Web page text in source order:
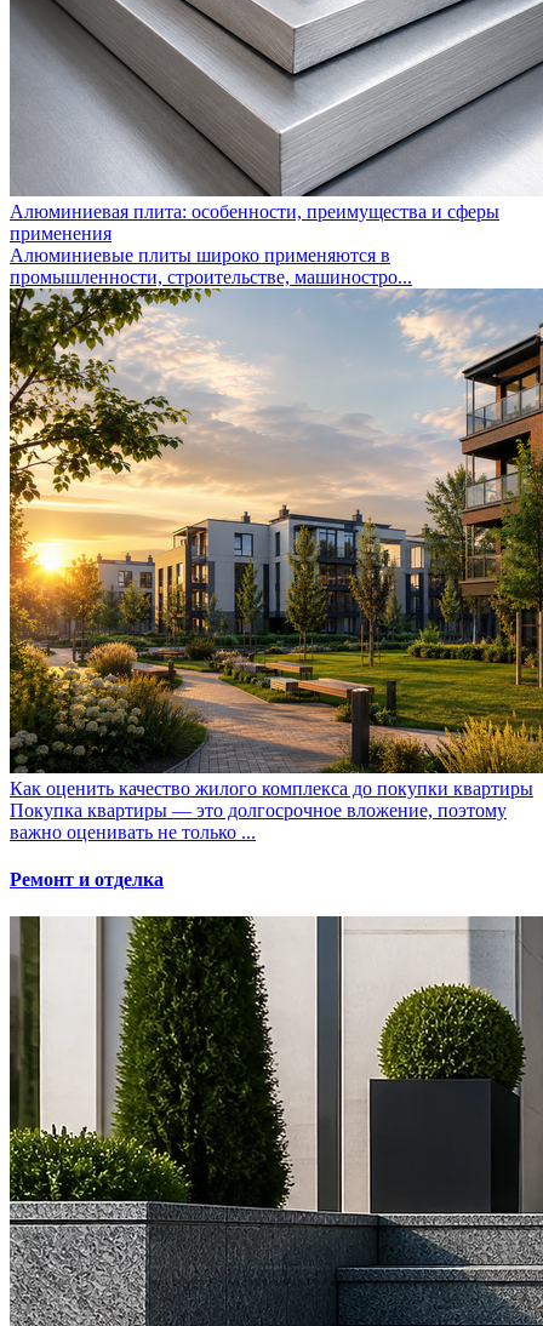
Алюминиевая плита: особенности, преимущества и сферы
применения
Алюминиевые плиты широко применяются в
промышленности, строительстве, машиностро...
Как оценить качество жилого комплекса до покупки квартиры
Покупка квартиры — это долгосрочное вложение, поэтому
важно оценивать не только ...
Ремонт и отделка